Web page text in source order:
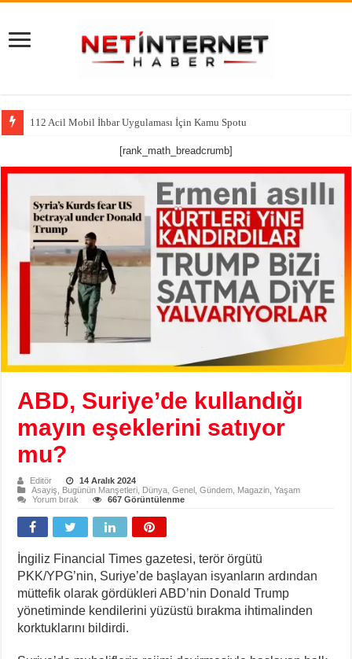
112 Acil Mobil İhbar Uygulaması İçin Kamu Spotu
[rank_math_breadcrumb]
ABD, Suriye’de kullandığı
mayın eşeklerini satıyor
mu?
Editör
14 Aralık 2024
Asayiş
Bugünün Manşetleri Dünya ,Genel ,Gündem Magazin ,Yaşam
Yorum bırak
667 Görüntülenme
İngiliz Financial Times gazetesi, terör örgütü
PKK/YPG’nin, Suriye’de başlayan isyanların ardından
müttefik olarak gördükleri ABD’nin Donald Trump
yönetiminde kendilerini yüzüstü bırakma ihtimalinden
korktuklarını bildirdi.